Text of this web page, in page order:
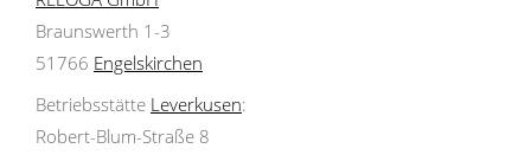
Braunswerth 1-3
51766 Engelskirchen
Betriebsstätte Leverkusen:
Robert-Blum-Straße 8